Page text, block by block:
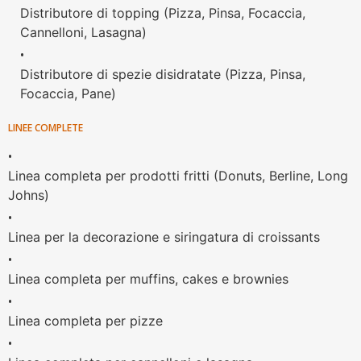
Distributore di topping (Pizza, Pinsa, Focaccia,
Cannelloni, Lasagna)
•
Distributore di spezie disidratate (Pizza, Pinsa,
Focaccia, Pane)
LINEE COMPLETE
•
Linea completa per prodotti fritti (Donuts, Berline, Long
Johns)
•
Linea per la decorazione e siringatura di croissants
•
Linea completa per muffins, cakes e brownies
•
Linea completa per pizze
•